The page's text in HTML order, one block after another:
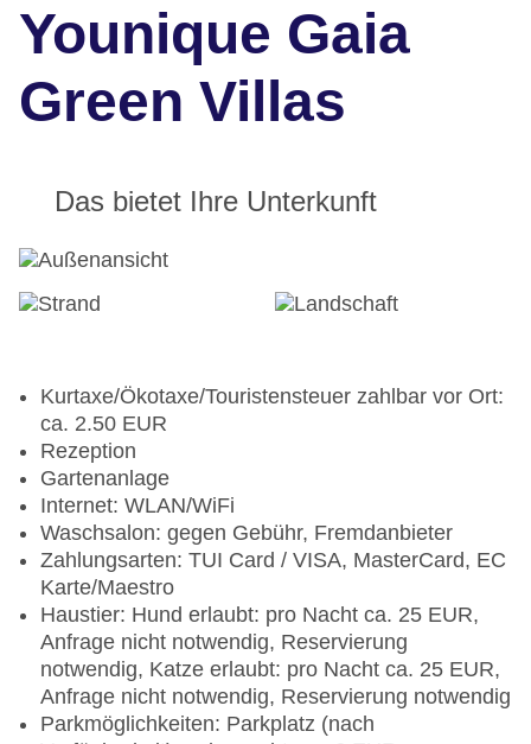
Younique Gaia
Green Villas
Das bietet Ihre Unterkunft
Kurtaxe/Ökotaxe/Touristensteuer zahlbar vor Ort:
ca. 2.50 EUR
Rezeption
Gartenanlage
Internet: WLAN/WiFi
Waschsalon: gegen Gebühr, Fremdanbieter
Zahlungsarten: TUI Card / VISA, MasterCard, EC
Karte/Maestro
Haustier: Hund erlaubt: pro Nacht ca. 25 EUR,
Anfrage nicht notwendig, Reservierung
notwendig, Katze erlaubt: pro Nacht ca. 25 EUR,
Anfrage nicht notwendig, Reservierung notwendig
Parkmöglichkeiten: Parkplatz (nach